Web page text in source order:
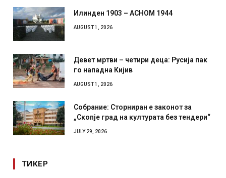
Девет мртви – четири деца: Русија пак
Собрание: Сторниран е законот за